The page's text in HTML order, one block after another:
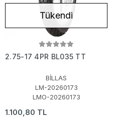
Tükendi
2.75-17 4PR BL035 TT
BİLLAS
LM-20260173
LMO-20260173
1.100,80 TL